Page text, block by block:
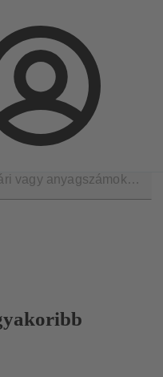
Bejelentkezés
Termékek keresése